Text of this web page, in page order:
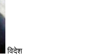
विदेश